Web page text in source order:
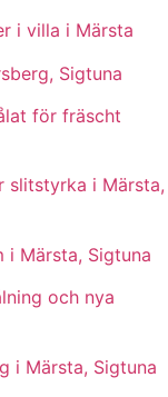
i villa i Märsta
Sigtuna
för fräscht
slitstyrka i Märsta,
i Märsta, Sigtuna
och nya
i Märsta, Sigtuna